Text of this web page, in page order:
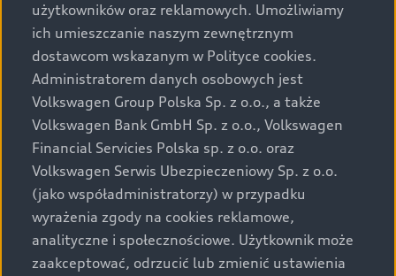
Audi zastrzega sobie możliwość wprowadzenia zmian w
prezentowanych wersjach. Przedstawione detale
wyposażenia mogą różnić się od specyfikacji
przewidzianej na rynek polski. Zamieszczone zdjęcia
mogą przedstawiać wyposażenie opcjonalne, dostępne
za dopłatą. Wiążące ustalenie ceny, wyposażenia i
specyfikacji pojazdu następują w umowie sprzedaży, a
określenie parametrów technicznych zawiera
świadectwo homologacji typu pojazdu. Zastrzegamy
sobie prawo do zmian i pomyłek. Wszelkie informacje
prezentowane na stronie są aktualne na dzień ich
zamieszczania. W celu uzyskania najnowszych
użytkowników oraz reklamowych. Umożliwiamy
ich umieszczanie naszym zewnętrznym
dostawcom wskazanym w Polityce cookies.
Administratorem danych osobowych jest
Volkswagen Group Polska Sp. z o.o., a także
Volkswagen Bank GmbH Sp. z o.o., Volkswagen
Financial Servicies Polska sp. z o.o. oraz
Volkswagen Serwis Ubezpieczeniowy Sp. z o.o.
(jako współadministratorzy) w przypadku
wyrażenia zgody na cookies reklamowe,
analityczne i społecznościowe. Użytkownik może
zaakceptować, odrzucić lub zmienić ustawienia